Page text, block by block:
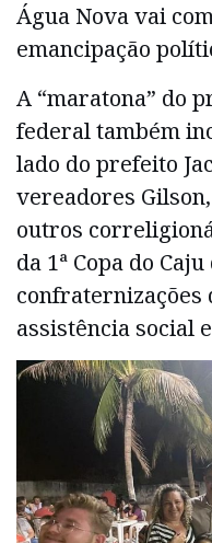
Água Nova vai
emancipação
A “maratona” do
federal também
lado do prefeito
vereadores
outros
da 1ª Copa do
confraternizações
assistência social